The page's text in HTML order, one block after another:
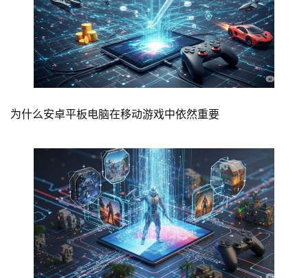
为什么安卓平板电脑在移动游戏中依然重要